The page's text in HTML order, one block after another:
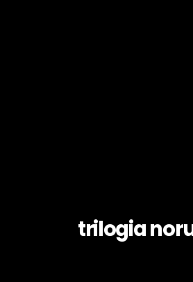
trilogia